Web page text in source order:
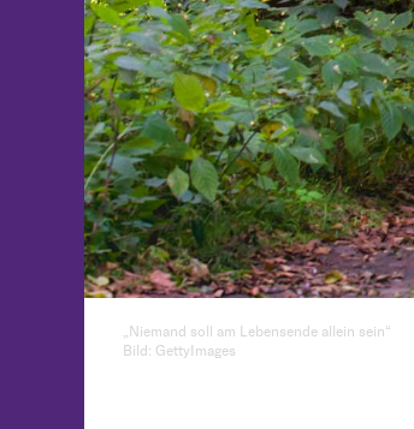
„Niemand soll am Lebensende allein sein“
Bild: GettyImages